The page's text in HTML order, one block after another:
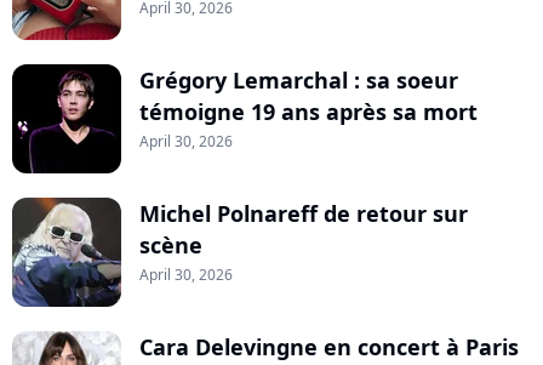
April 30, 2026
Grégory Lemarchal : sa soeur
témoigne 19 ans après sa mort
April 30, 2026
Michel Polnareff de retour sur
scène
April 30, 2026
Cara Delevingne en concert à Paris